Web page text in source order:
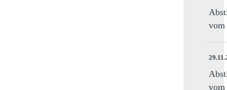
vom
vom